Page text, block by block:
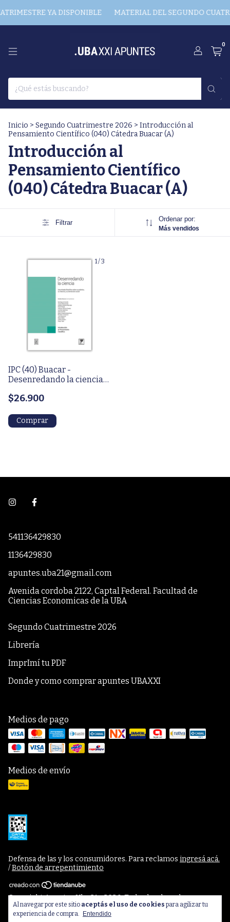
YA DISPONIBLE MATERIAL DEL SEGUNDO
0
Al navegar por este sitio aceptás el uso de cookies para agilizar tu
experiencia de compra.
Entendido
Inicio > Segundo Cuatrimestre 2026 > Introducción al
Pensamiento Científico (040) Cátedra Buacar (A)
Introducción al
Pensamiento Científico
(040) Cátedra Buacar (A)
Filtrar Ordenar por:
Más vendidos
1/3
IPC (40) Buacar -
Desenredando la ciencia
$26.900
541136429830
1136429830
apuntes.uba21@gmail.com
Avenida cordoba 2122, Captal Federal. Facultad de
Ciencias Economicas de la UBA
Segundo Cuatrimestre 2026
Librería
ImprImí tu PDF
Donde y como comprar apuntes UBAXXI
Medios de pago
Medios de envío
Defensa de las y los consumidores. Para reclamos ingresá acá.
/Botón de arrepentimiento
Copyright Apuntes Uba 21 - 2026. Todos los derechos
reservados.